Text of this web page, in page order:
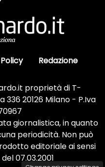
Redazione
proprietà di T-
336 20126 Milano - P.Iva
giornalistica, in quanto
periodicità. Non può
editoriale ai sensi
07.03.2001